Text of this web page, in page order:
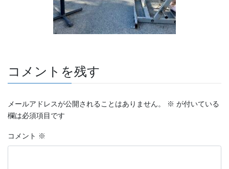
コメントを残す
メールアドレスが公開されることはありません。 ※ が付いている
欄は必須項目です
コメント ※